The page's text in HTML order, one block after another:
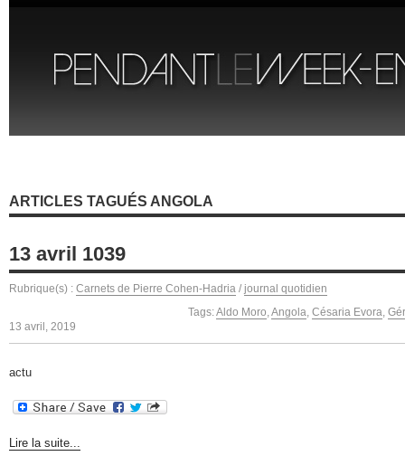
ARTICLES TAGUÉS ANGOLA
13 avril 1039
Rubrique(s) : Carnets de Pierre Cohen-Hadria / journal quotidien
Tags:Aldo Moro,Angola, Césaria Evora,
13 avril, 2019
actu
Lire la suite...